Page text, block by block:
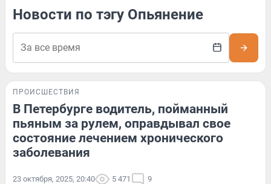
Новости по тэгу Опьянение
ПРОИСШЕСТВИЯ
В Петербурге водитель, пойманный
пьяным за рулем, оправдывал свое
состояние лечением хронического
заболевания
23 октября, 2025, 20:40 5 471 9